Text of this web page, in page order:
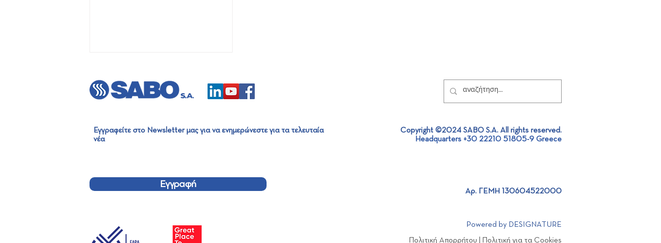
Εγγραφείτε στο Newsletter μας για να ενημερώνεστε για τα τελευταία
νέα
Εγγραφή
Copyright ©2024 SABO S.A. All rights reserved.
Headquarters +30 22210 51805-9 Greece
Αρ. ΓΕΜΗ 130604522000
Powered by DESIGNATURE
Πολιτική Απορρήτου
Πολιτική για τα Cookies